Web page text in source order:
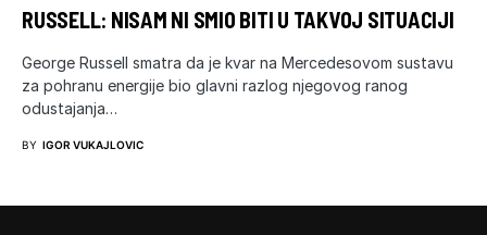
RUSSELL: NISAM NI SMIO BITI U TAKVOJ SITUACIJI
George Russell smatra da je kvar na Mercedesovom sustavu
za pohranu energije bio glavni razlog njegovog ranog
odustajanja…
BY IGOR VUKAJLOVIC